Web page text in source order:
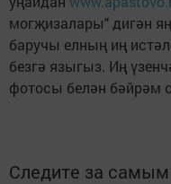
могҗизалары" дигән
баручы елның иң
безгә языгыз. Иң
фотосы белән бәйрәм
Следите за